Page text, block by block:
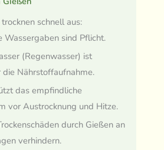
schnell aus:
Wassergaben sind Pflicht.
(Regenwasser) ist
die Nährstoffaufnahme.
das empfindliche
vor Austrocknung und Hitze.
durch Gießen an
verhindern.